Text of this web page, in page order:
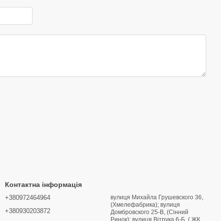
Контактна інформація
+380972464964
+380930203872
вулиця Михайла Грушевского 36,
(Хмелефабрика); вулиця
Домбровского 25-В, (Сінний
Ринок); вулиця Вітрука 6-Б, ( ЖК